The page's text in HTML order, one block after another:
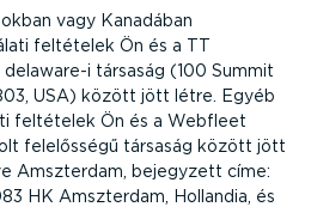
vagy Kanadában
feltételek Ön és a TT
delaware-i társaság (100 Summit
USA) között jött létre. Egyéb
feltételek Ön és a Webfleet
felelősségű társaság között jött
Amszterdam, bejegyzett címe:
HK Amszterdam, Hollandia, és